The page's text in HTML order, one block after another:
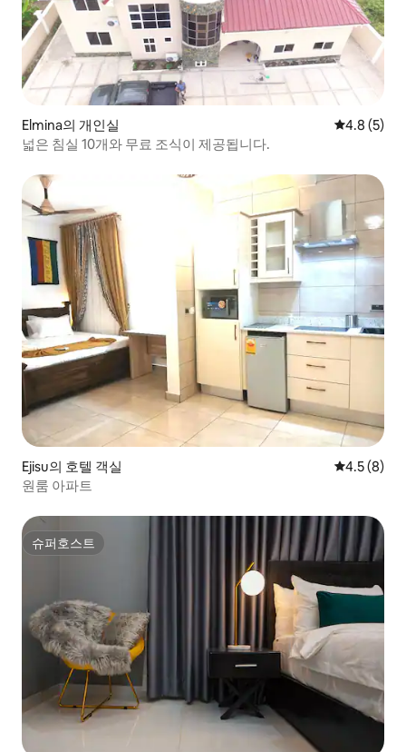
Elmina의 개인실 평점 4.8점
4.8 (5)
넓은 침실 10개와 무료 조식이 제공됩니다.
Ejisu의 호텔 객실 평점 4.5점
4.5 (8)
원룸 아파트
슈퍼호스트
슈퍼호스트